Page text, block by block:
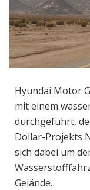
Hyundai Motor
mit einem
durchgeführt,
Dollar-Projekts
sich dabei um
Gelände.